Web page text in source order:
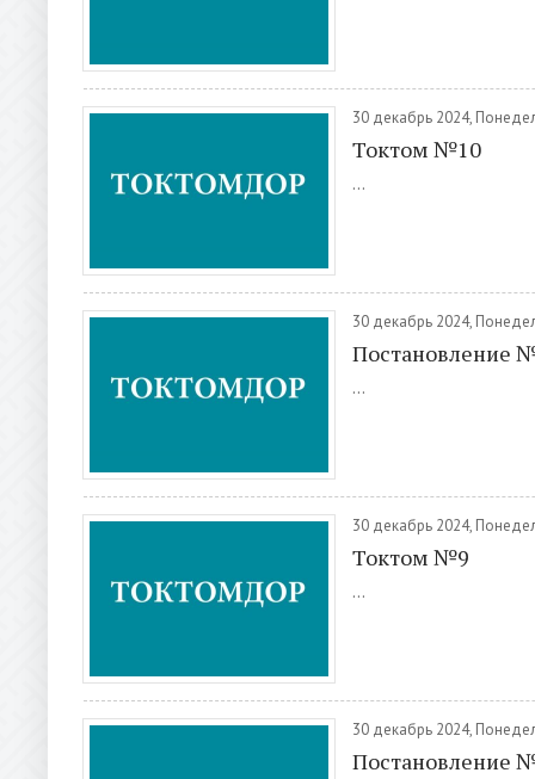
30 декабрь 2024,
Токтом №10
...
30 декабрь 2024,
Постановление
...
30 декабрь 2024,
Токтом №9
...
30 декабрь 2024,
Постановление